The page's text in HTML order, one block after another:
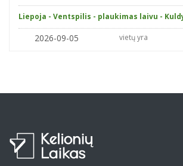
Liepoja - Ventspilis - plaukimas laivu -
2026-09-05 vietų yra